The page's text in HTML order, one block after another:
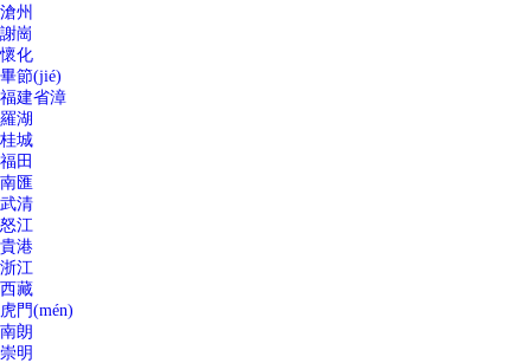
滄州
謝崗
懷化
畢節(jié)
福建省漳
羅湖
桂城
福田
南匯
武清
怒江
貴港
浙江
西藏
虎門(mén)
南朗
崇明